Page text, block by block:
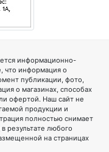
информационно-
что информация о
публикации, фото,
о магазинах, способах
офертой. Наш сайт не
продукции и
полностью снимает
результате любого
на страницах